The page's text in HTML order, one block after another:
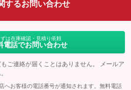
するお問い合わせ
ずは在庫確認・見積り依頼
電話でお問い合わせ
ご連絡が届くことはありません。 メールア
へお客様の電話番号が通知されます。無料電話